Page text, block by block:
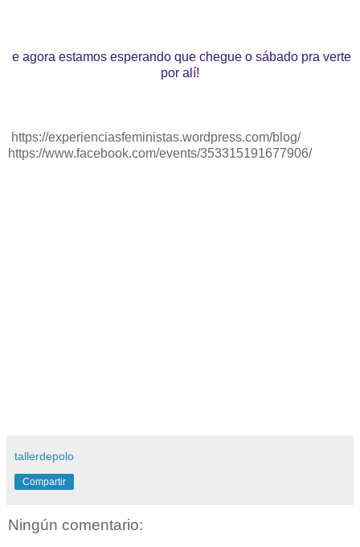
e agora estamos esperando que chegue o sábado pra verte
por alí!
https://experienciasfeministas.wordpress.com/blog/
https://www.facebook.com/events/353315191677906/
tallerdepolo
Compartir
Ningún comentario: